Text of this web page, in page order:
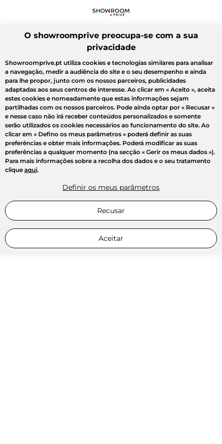
O showroomprive preocupa-se com a sua
privacidade
Showroomprive.pt utiliza cookies e tecnologias similares para analisar
a navegação, medir a audiência do site e o seu desempenho e ainda
para lhe propor, junto com os nossos parceiros, publicidades
adaptadas aos seus centros de interesse. Ao clicar em « Aceito », aceita
estes cookies e nomeadamente que estas informações sejam
partilhadas com os nossos parceiros. Pode ainda optar por « Recusar »
e nesse caso não irá receber conteúdos personalizados e somente
serão utilizados os cookies necessários ao funcionamento do site. Ao
clicar em « Defino os meus parâmetros » poderá definir as suas
preferências e obter mais informações. Poderá modificar as suas
preferências a qualquer momento (na secção « Gerir os meus dados »).
Para mais informações sobre a recolha dos dados e o seu tratamento
clique aqui.
Definir os meus parâmetros
Recusar
Aceitar